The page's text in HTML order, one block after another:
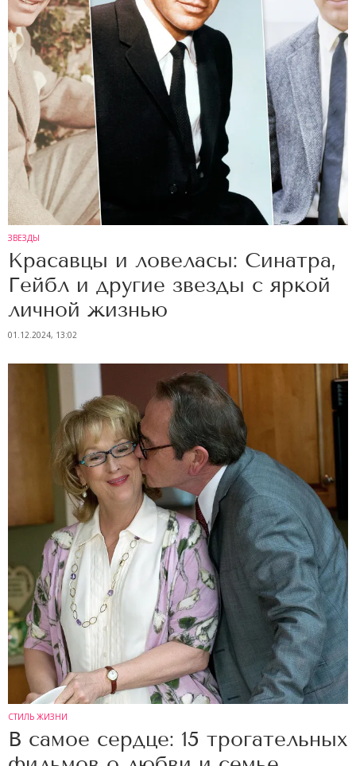
ЗВЕЗДЫ
Красавцы и ловеласы: Синатра,
Гейбл и другие звезды с яркой
личной жизнью
01.12.2024, 13:02
СТИЛЬ ЖИЗНИ
В самое сердце: 15 трогательных